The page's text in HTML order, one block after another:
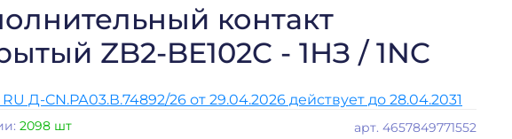
арт. 4657849771552
2098 шт
контакт
ZB2-BE102C - 1НЗ / 1NC
Д-CN.РА03.В.74892/26 от 29.04.2026 действует до 28.04.2031